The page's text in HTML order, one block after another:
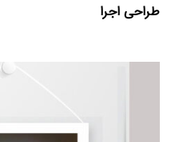
طراحی اجرا